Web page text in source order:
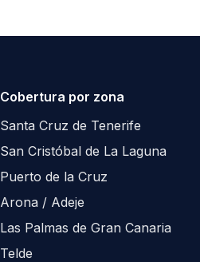
Cobertura por zona
Santa Cruz de Tenerife
San Cristóbal de La Laguna
Puerto de la Cruz
Arona / Adeje
Las Palmas de Gran Canaria
Telde